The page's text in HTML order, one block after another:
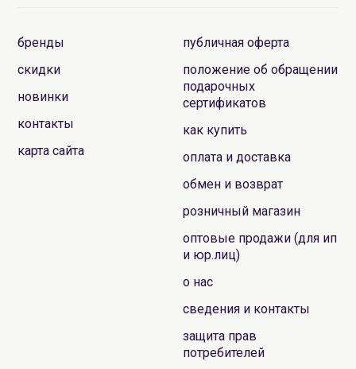
бренды
скидки
новинки
контакты
карта сайта
публичная оферта
положение об обращении
подарочных
сертификатов
как купить
оплата и доставка
обмен и возврат
розничный магазин
оптовые продажи (для ип
и юр.лиц)
о нас
сведения и контакты
защита прав
потребителей